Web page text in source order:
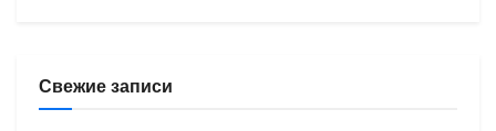
Свежие записи